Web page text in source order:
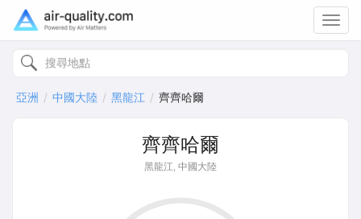
亞洲 中國大陸 黑龍江 齊齊哈爾
齊齊哈爾
黑龍江, 中國大陸